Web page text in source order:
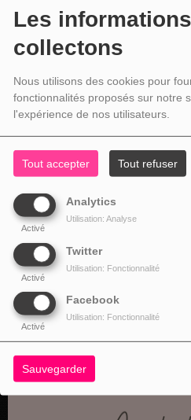
Les
collectons
Nous utilisons des cookies pour
fonctionnalités proposés sur notre
l'expérience de nos utilisateurs.
Tout accepter Tout refuser
Analytics
Activé
Utilisation: Analyse
Twitter
Activé
Utilisation: Fonctionnalité
Facebook
Activé
Utilisation: Fonctionnalité
Sauvegarder
NOS COORDONNÉES